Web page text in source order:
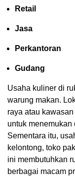
Retail
Jasa
Perkantoran
Gudang
Usaha kuliner di
warung makan.
raya atau
untuk menemukan
Sementara itu,
kelontong, toko
ini membutuhkan
berbagai macam